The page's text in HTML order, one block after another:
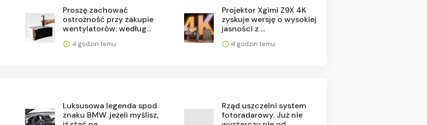
Proszę zachować
ostrożność przy zakupie
wentylatorów: według...
4 godzin temu
Projektor Xgimi Z9X 4K
zyskuje wersję o wysokiej
jasności z ...
4 godzin temu
Luksusowa legenda spod
znaku BMW. jeżeli myślisz,
Rząd uszczelni system
fotoradarowy. Już nie